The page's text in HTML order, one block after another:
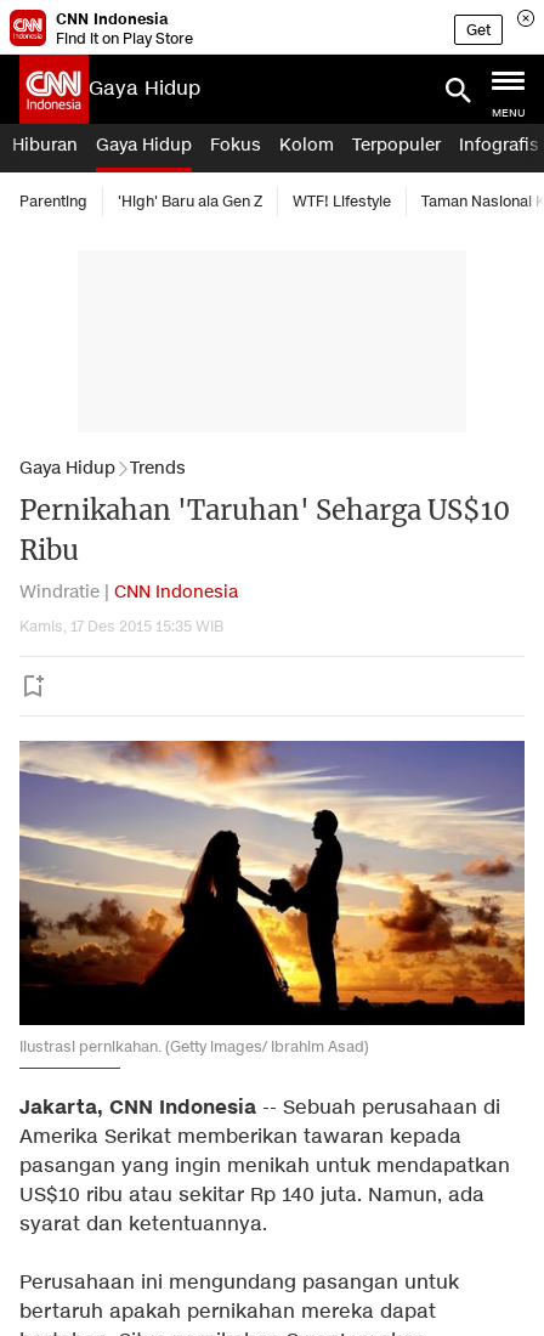
CNN Indonesia
Find it on Play Store
Get
Gaya Hidup
MENU
Hiburan Gaya Hidup Fokus Kolom Terpopuler Infografis
Parenting 'High' Baru ala Gen Z WTF! Lifestyle Taman Nasional
Gaya Hidup Trends
Pernikahan 'Taruhan' Seharga US$10
Ribu
Windratie | CNN Indonesia
Kamis, 17 Des 2015 15:35 WIB
Ilustrasi pernikahan. (Getty images/ Ibrahim Asad)
Jakarta, CNN Indonesia -- Sebuah perusahaan di
Amerika Serikat memberikan tawaran kepada
pasangan yang ingin menikah untuk mendapatkan
US$10 ribu atau sekitar Rp 140 juta. Namun, ada
syarat dan ketentuannya.
Perusahaan ini mengundang pasangan untuk
bertaruh apakah pernikahan mereka dapat